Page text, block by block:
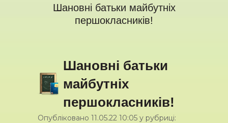
Шановні батьки майбутніх
першокласників!
Шановні батьки
майбутніх
першокласників!
Опубліковано 11.05.22 10:05 у рубриці: